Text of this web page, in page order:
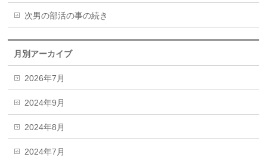
次男の部活の事の続き
月別アーカイブ
2026年7月
2024年9月
2024年8月
2024年7月